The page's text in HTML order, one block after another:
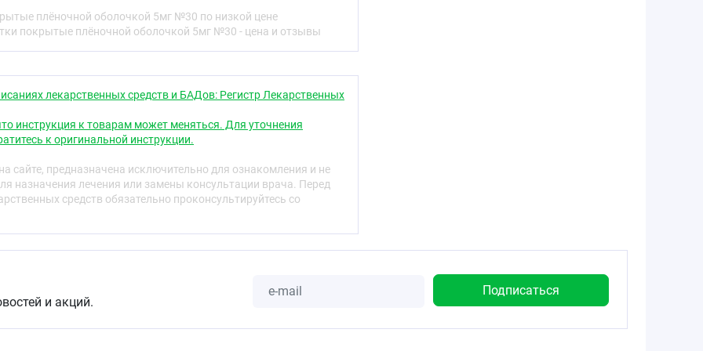
стеарат 3,52 мг
розовый II 33G240007 ~ 8,4 мг (гипромеллоза-2910
мг, лактозы моногидрат 1,764 мг, макрогол-3350
оболочкой, 40 мг содержит:
40 мг (в виде розувастатина кальция 41,68 мг)
:целлюлоза микрокристаллическая, тип 102 92,4 мг,
кальция гидрофосфата дигидрат 137,2 мг, лактозы
стеарат 7,04 мг
розовый II 33G240007 ~ 16,8 мг (гипромеллоза-2910
мг, лактозы моногидрат 3,528 мг, макрогол-3350
мг, краситель кармин красный 0,0235 мг).
стороне таблетки.
плёночной оболочкой 5мг №30 по низкой цене
покрытые плёночной оболочкой 5мг №30 - цена и отзывы
лекарственных средств и БАДов: Регистр Лекарственных
инструкция к товарам может меняться. Для уточнения
к оригинальной инструкции.
сайте, предназначена исключительно для ознакомления и не
назначения лечения или замены консультации врача. Перед
средств обязательно проконсультируйтесь со
и акций.